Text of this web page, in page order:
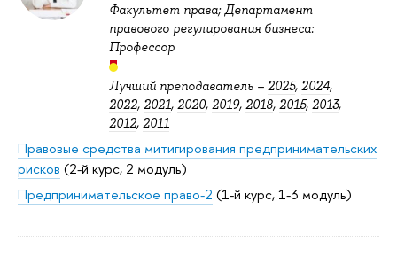
Факультет права; Департамент
правового регулирования бизнеса:
Профессор
Лучший преподаватель – 2025, 2024,
2022, 2021, 2020, 2019, 2018, 2015, 2013,
2012, 2011
Правовые средства митигирования предпринимательских
рисков (2-й курс, 2 модуль)
Предпринимательское право-2 (1-й курс, 1-3 модуль)